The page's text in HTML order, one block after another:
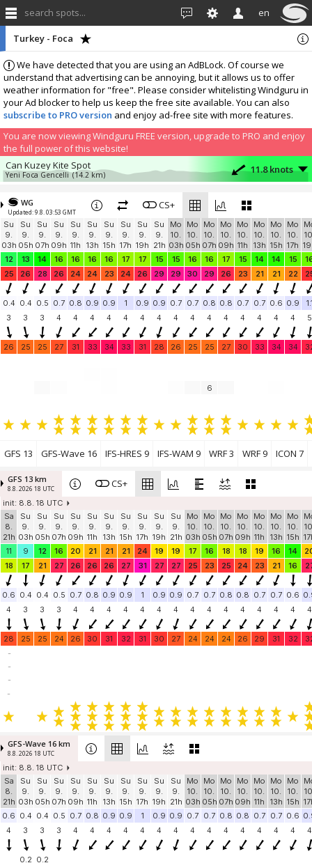
search spots... en
We have detected that you are using an AdBLock. Of course we
understand that advertising can be annoying, but it allows us to offer
weather information for "free". Please consider whitelisting Windguru in
your Ad blocker to help us keep the free site available. You can also
subscribe to PRO version and enjoy ad-free site with more features.
You are now viewing Windguru FREE version, upgrade to PRO and enjoy
the full power of this website!
Turkey - Foca
Can Kuzey Kite Spot
Yeni Foca Gencelli (14.2 km) 11.8 knots
Urla, DUOTONE PRO CENTER
UKC-DuotoneProCenter
13.4 knots
UrlaSurfHouse
USH (38.3 km) 13.2 knots
Add your station...
WG
Updated: 9.8. 03:53 GMT
CS+
Su
9.
03h
Su
9.
05h
Su
9.
07h
Su
9.
09h
Su
9.
11h
Su
9.
13h
Su
9.
15h
Su
9.
17h
Su
9.
19h
Su
9.
21h
Mo
10.
03h
Mo
10.
05h
Mo
10.
07h
Mo
10.
09h
Mo
10.
11h
Mo
10.
13h
Mo
10.
15h
Mo
10.
17h
12
13 14 16 16 16 16 17 17 15 15 16 16 17 15 14 14 15
25
26 28 26 24 24 23 24 26 29 29 30 29 26 23 21 21 22
0.4 0.4 0.5 0.7 0.8 0.9 0.9 1 0.9 0.9 0.7 0.7 0.8 0.8 0.7 0.7 0.6 0.9
3
3 3 4 4 4 4 4 4 4 4 4 4 4 4 4 4 4 5
26 25 25 27 31 33 34 33 31 28 26 25 25 27 30 33 34 34
6
GFS 13 GFS-Wave 16 IFS-HRES 9 IFS-WAM 9 WRF 3 WRF 9 ICON 7
GFS 13 km
8.8. 2026 18 UTC CS+
init: 8.8. 18 UTC
Sa
8.
21h
Su
9.
03h
Su
9.
05h
Su
9.
07h
Su
9.
09h
Su
9.
11h
Su
9.
13h
Su
9.
15h
Su
9.
17h
Su
9.
19h
Su
9.
21h
Mo
10.
03h
Mo
10.
05h
Mo
10.
07h
Mo
10.
09h
Mo
10.
11h
Mo
10.
13h
Mo
10.
15h
11
9 12 16 20 21 21 21 24 19 19 17 16 18 18 19 16 14
18
17 21 27 26 26 26 27 31 27 27 25 23 25 24 23 21 16
0.6 0.4 0.4 0.5 0.7 0.8 0.9 0.9 1 0.9 0.9 0.7 0.7 0.8 0.8 0.7 0.7 0.6
4
3 3 3 4 4 4 4 4 4 4 4 4 4 4 4 4 4 4
28 25 25 24 26 30 31 32 31 30 27 24 24 24 26 29 31 32
-
-
-
-
GFS-Wave 16 km
8.8. 2026 18 UTC
init: 8.8. 18 UTC
Sa
8.
21h
Su
9.
03h
Su
9.
05h
Su
9.
07h
Su
9.
09h
Su
9.
11h
Su
9.
13h
Su
9.
15h
Su
9.
17h
Su
9.
19h
Su
9.
21h
Mo
10.
03h
Mo
10.
05h
Mo
10.
07h
Mo
10.
09h
Mo
10.
11h
Mo
10.
13h
Mo
10.
15h
0.6 0.4 0.4 0.5 0.7 0.8 0.9 0.9 1 0.9 0.9 0.7 0.7 0.8 0.8 0.7 0.7 0.6
4
3 3 3 4 4 4 4 4 4 4 4 4 4 4 4 4 4 4
0.2 0.2